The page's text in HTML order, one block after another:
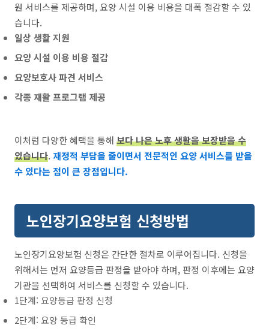
원 서비스를 제공하며, 요양 시설 이용 비용을 대폭 절감할 수 있
습니다.
일상 생활 지원
요양 시설 이용 비용 절감
요양보호사 파견 서비스
각종 재활 프로그램 제공
이처럼 다양한 혜택을 통해 보다 나은 노후 생활을 보장받을 수
있습니다. 재정적 부담을 줄이면서 전문적인 요양 서비스를 받을
수 있다는 점이 큰 장점입니다.
노인장기요양보험 신청방법
노인장기요양보험 신청은 간단한 절차로 이루어집니다. 신청을
위해서는 먼저 요양등급 판정을 받아야 하며, 판정 이후에는 요양
기관을 선택하여 서비스를 신청할 수 있습니다.
1단계: 요양등급 판정 신청
2단계: 요양 등급 확인